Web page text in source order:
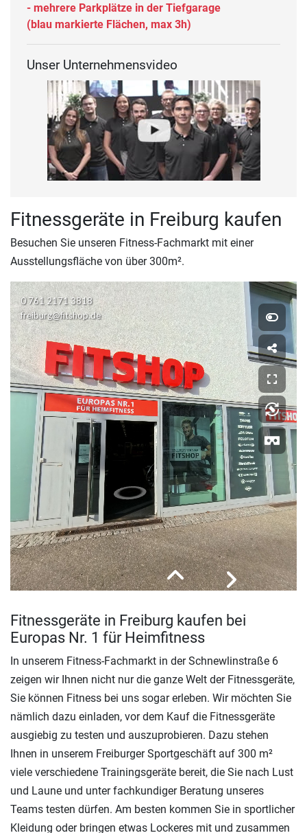
- mehrere Parkplätze in der Tiefgarage
(blau markierte Flächen, max 3h)
Unser Unternehmensvideo
Fitnessgeräte in Freiburg kaufen
Besuchen Sie unseren Fitness-Fachmarkt mit einer
Ausstellungsfläche von über 300m².
Fitnessgeräte in Freiburg kaufen bei
Europas Nr. 1 für Heimfitness
In unserem Fitness-Fachmarkt in der Schnewlinstraße 6
zeigen wir Ihnen nicht nur die ganze Welt der Fitnessgeräte,
Sie können Fitness bei uns sogar erleben. Wir möchten Sie
nämlich dazu einladen, vor dem Kauf die Fitnessgeräte
ausgiebig zu testen und auszuprobieren. Dazu stehen
Ihnen in unserem Freiburger Sportgeschäft auf 300 m²
viele verschiedene Trainingsgeräte bereit, die Sie nach Lust
und Laune und unter fachkundiger Beratung unseres
Teams testen dürfen. Am besten kommen Sie in sportlicher
Kleidung oder bringen etwas Lockeres mit und zusammen